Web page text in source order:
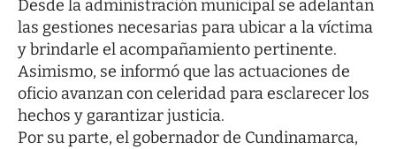
Desde la administración municipal se adelantan
las gestiones necesarias para ubicar a la víctima
y brindarle el acompañamiento pertinente.
Asimismo, se informó que las actuaciones de
oficio avanzan con celeridad para esclarecer los
hechos y garantizar justicia.
Por su parte, el gobernador de Cundinamarca,